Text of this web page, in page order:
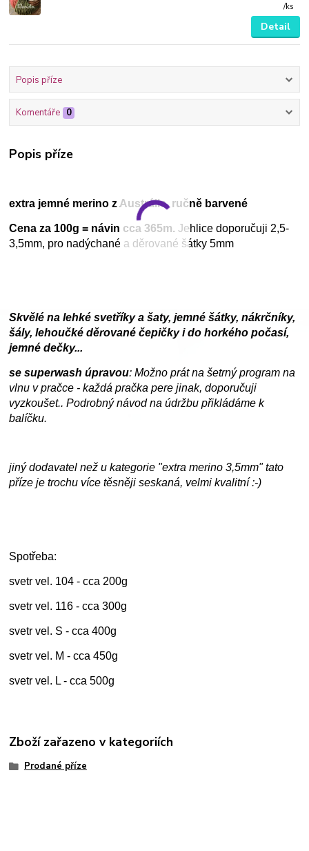
/ks
Detail
Popis příze
Komentáře 0
Popis příze
extra jemné merino z Austrálie, ručně barvené
Cena za 100g = návin cca 365m. Jehlice doporučuji 2,5-
3,5mm, pro nadýchané a děrované šátky 5mm
Skvělé na lehké svetříky a šaty, jemné šátky, nákrčníky,
šály, lehoučké děrované čepičky i do horkého počasí,
jemné dečky...
se superwash úpravou: Možno prát na šetrný program na
vlnu v pračce - každá pračka pere jinak, doporučuji
vyzkoušet.. Podrobný návod na údržbu přikládáme k
balíčku.
jiný dodavatel než u kategorie "extra merino 3,5mm" tato
příze je trochu více těsněji seskaná, velmi kvalitní :-)
Spotřeba:
svetr vel. 104 - cca 200g
svetr vel. 116 - cca 300g
svetr vel. S - cca 400g
svetr vel. M - cca 450g
svetr vel. L - cca 500g
Zboží zařazeno v kategoriích
Prodané příze